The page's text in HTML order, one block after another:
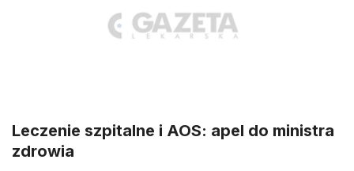
Leczenie szpitalne i AOS: apel do ministra
zdrowia